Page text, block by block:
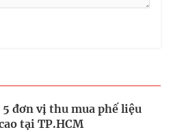
5 đơn vị thu mua phế liệu
tại TP.HCM